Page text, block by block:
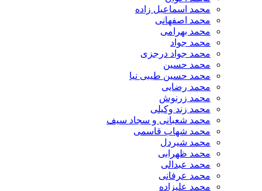
محمد اسماعیل زاده
محمد اصفهانی
محمد بهرامی
محمد جواد
محمد جواد درجزی
محمد حسین
محمد حسین طیبی نیا
محمد رضایی
محمد زرنوش
محمد زند وکیلی
محمد شعبانی و سجاد سیف
محمد شهاب قاسمی
​محمد شیردل
محمد ظهرابی
محمد عبدالی
محمد عرفانی
محمد علیزاده